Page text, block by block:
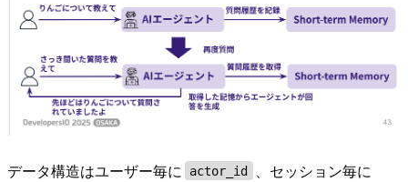
データ構造はユーザー毎に actor_id 、セッション毎に